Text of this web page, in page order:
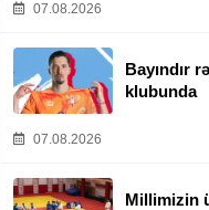
07.08.2026
Bayındır
klubunda
07.08.2026
Millimizin